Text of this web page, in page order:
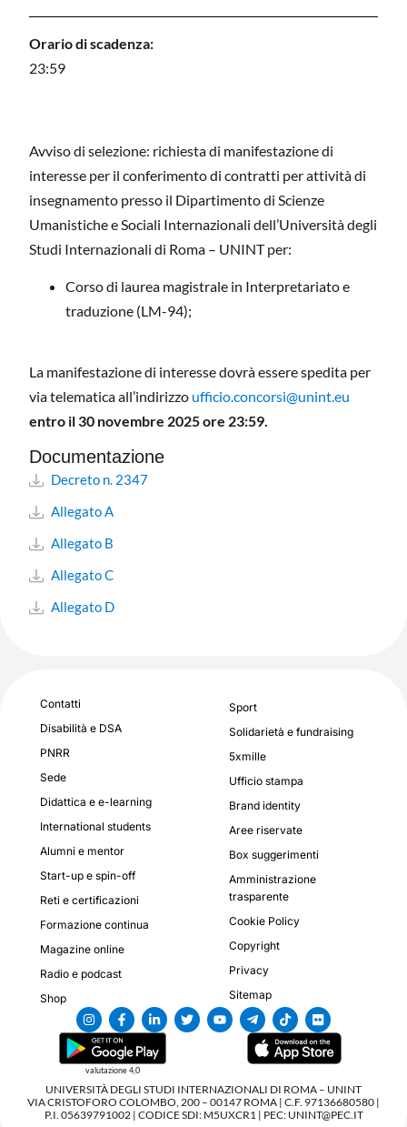
Orario di scadenza:
23:59
Avviso di selezione: richiesta di manifestazione di
interesse per il conferimento di contratti per attività di
insegnamento presso il Dipartimento di Scienze
Umanistiche e Sociali Internazionali dell’Università degli
Studi Internazionali di Roma – UNINT per:
Corso di laurea magistrale in Interpretariato e
traduzione (LM-94);
La manifestazione di interesse dovrà essere spedita per
via telematica all’indirizzo ufficio.concorsi@unint.eu
entro il 30 novembre 2025 ore 23:59.
Documentazione
Decreto n. 2347
Allegato A
Allegato B
Allegato C
Allegato D
Contatti
Disabilità e DSA
PNRR
Sede
Didattica e e-learning
International students
Alumni e mentor
Start-up e spin-off
Reti e certificazioni
Formazione continua
Magazine online
Radio e podcast
Shop
Sport
Solidarietà e fundraising
5xmille
Ufficio stampa
Brand identity
Aree riservate
Box suggerimenti
Amministrazione
trasparente
Cookie Policy
Copyright
Privacy
Sitemap
valutazione 4,0
UNIVERSITÀ DEGLI STUDI INTERNAZIONALI DI ROMA – UNINT
VIA CRISTOFORO COLOMBO, 200 – 00147 ROMA | C.F. 97136680580 |
P.I. 05639791002 | CODICE SDI: M5UXCR1 | PEC: UNINT@PEC.IT